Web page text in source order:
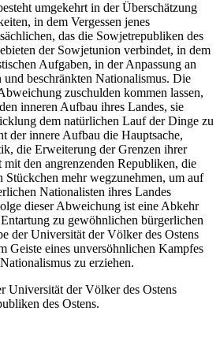
umgekehrt in der Überschätzung
in dem Vergessen jenes
das die Sowjetrepubliken des
der Sowjetunion verbindet, in dem
Aufgaben, in der Anpassung an
und beschränkten Nationalismus. Die
zuschulden kommen lassen,
inneren Aufbau ihres Landes, sie
dem natürlichen Lauf der Dinge zu
der innere Aufbau die Hauptsache,
die Erweiterung der Grenzen ihrer
den angrenzenden Republiken, die
Stückchen mehr wegzunehmen, um auf
Nationalisten ihres Landes
dieser Abweichung ist eine Abkehr
zu gewöhnlichen bürgerlichen
der Universität der Völker des Ostens
Geiste eines unversöhnlichen Kampfes
zu erziehen.
Universität der Völker des Ostens
des Ostens.